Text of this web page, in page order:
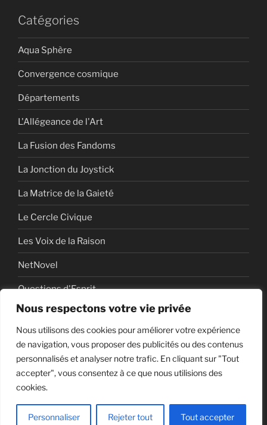
Nous respectons votre vie privée
Nous utilisons des cookies pour améliorer votre expérience
de navigation, vous proposer des publicités ou des contenus
personnalisés et analyser notre trafic. En cliquant sur "Tout
accepter", vous consentez à ce que nous utilisions des
cookies.
Personnaliser Rejeter tout Tout accepter
Catégories
Aqua Sphère
Convergence cosmique
Départements
L'Allégeance de l'Art
La Fusion des Fandoms
La Jonction du Joystick
La Matrice de la Gaieté
Le Cercle Civique
Les Voix de la Raison
NetNovel
Questions d'Esprit
Série
Série vidéo
WordPress